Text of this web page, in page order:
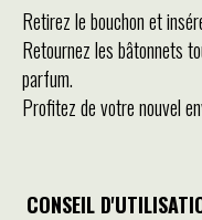
Retirez le bouchon et
Retournez les bâtonnets
parfum.
Profitez de votre nouvel
CONSEIL